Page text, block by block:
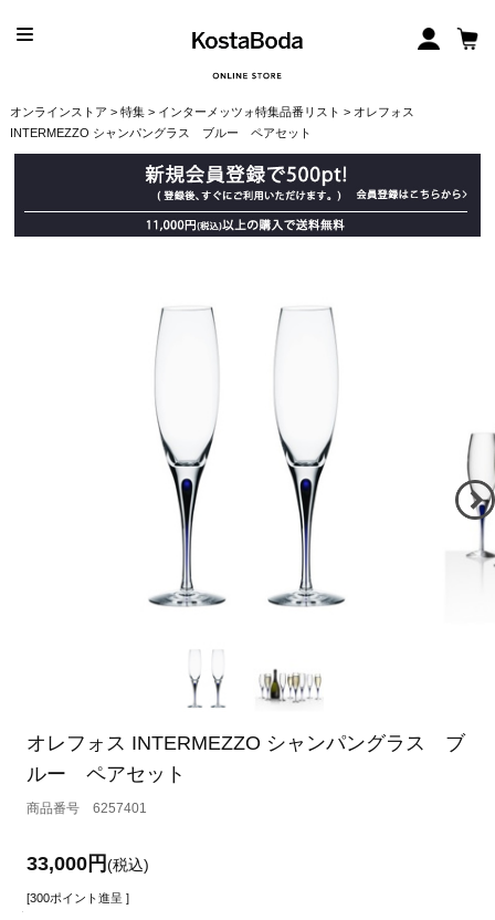
オンラインストア > 特集> インターメッツォ特集品番リスト > オレフォス
INTERMEZZO シャンパングラス ブルー ペアセット
オレフォス INTERMEZZO シャンパングラス ブ
ルー ペアセット
6257401
33,000円(税込)
[300ポイント進呈 ]